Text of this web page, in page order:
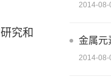
究和
2014-08-
金属元
2014-08-